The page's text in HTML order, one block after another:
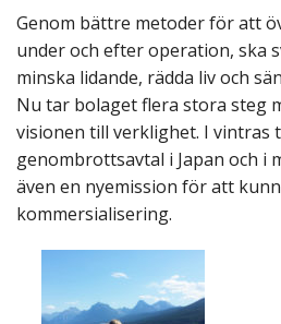
Genom bättre metoder för att
under och efter operation, ska
minska lidande, rädda liv och
Nu tar bolaget flera stora steg
visionen till verklighet. I vintras
genombrottsavtal i Japan och i
även en nyemission för att
kommersialisering.